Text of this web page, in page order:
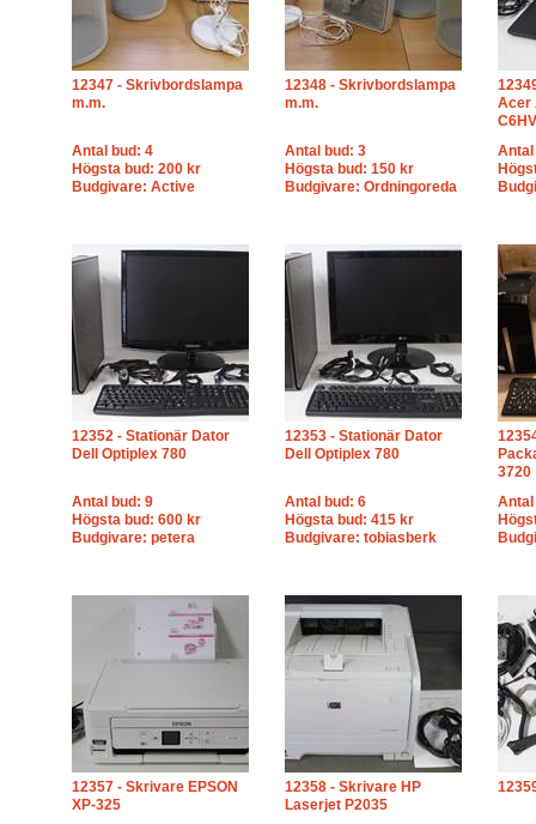
12347 - Skrivbordslampa
m.m.
Antal bud: 4
Högsta bud: 200 kr
Budgivare: Active
12348 - Skrivbordslampa
m.m.
Antal bud: 3
Högsta bud: 150 kr
Budgivare: Ordningoreda
Acer
C6HV
Antal
12352 - Stationär Dator
Dell Optiplex 780
Antal bud: 9
Högsta bud: 600 kr
Budgivare: petera
12353 - Stationär Dator
Dell Optiplex 780
Antal bud: 6
Högsta bud: 415 kr
Budgivare: tobiasberk
3720
Antal
12357 - Skrivare EPSON
XP-325
12358 - Skrivare HP
Laserjet P2035